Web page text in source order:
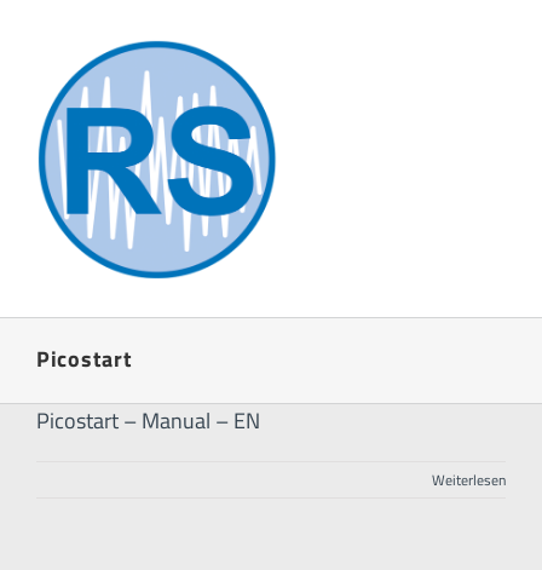
springen
Picostart
Picostart – Manual – EN
Weiterlesen